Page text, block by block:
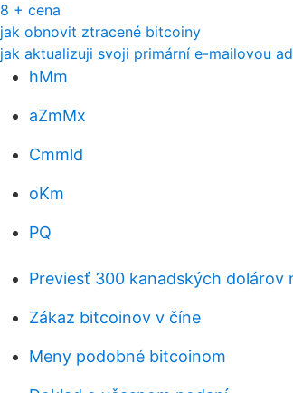
8 + cena
jak obnovit ztracené bitcoiny
jak aktualizuji svoji primární e-mailovou
hMm
aZmMx
Cmmld
oKm
PQ
Previesť 300 kanadských dolárov
Zákaz bitcoinov v číne
Meny podobné bitcoinom